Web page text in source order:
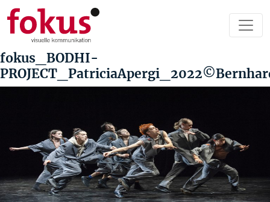
fokus_BODHI-